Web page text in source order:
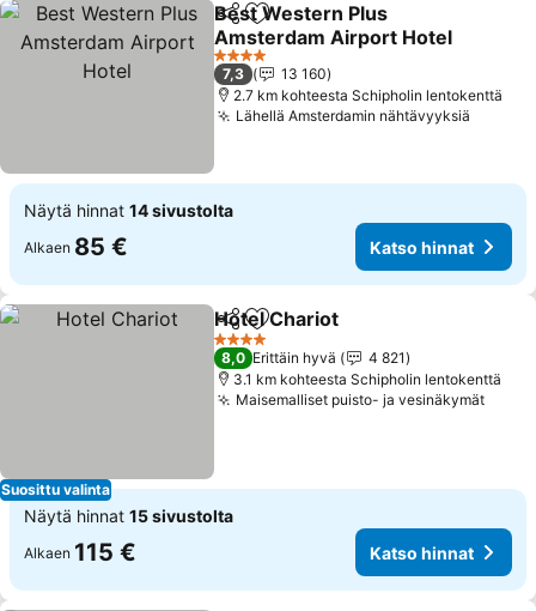
Jaa Lisää suosikkeihin
Best Western Plus
Amsterdam Airport Hotel
Katso hinnat
4 Tähtiluokitus
7,3
13 160
2.7 km kohteesta Schipholin lentokenttä
Lähellä Amsterdamin nähtävyyksiä
Näytä hinnat 14 sivustolta
Alkaen 85 € Katso hinnat
Suosittu valinta
Jaa Lisää suosikkeihin
Hotel Chariot
4 Tähtiluokitus
8,0 Erittäin hyvä
4 821
3.1 km kohteesta Schipholin lentokenttä
Maisemalliset puisto- ja vesinäkymät
Näytä hinnat 15 sivustolta
Alkaen 115 € Katso hinnat